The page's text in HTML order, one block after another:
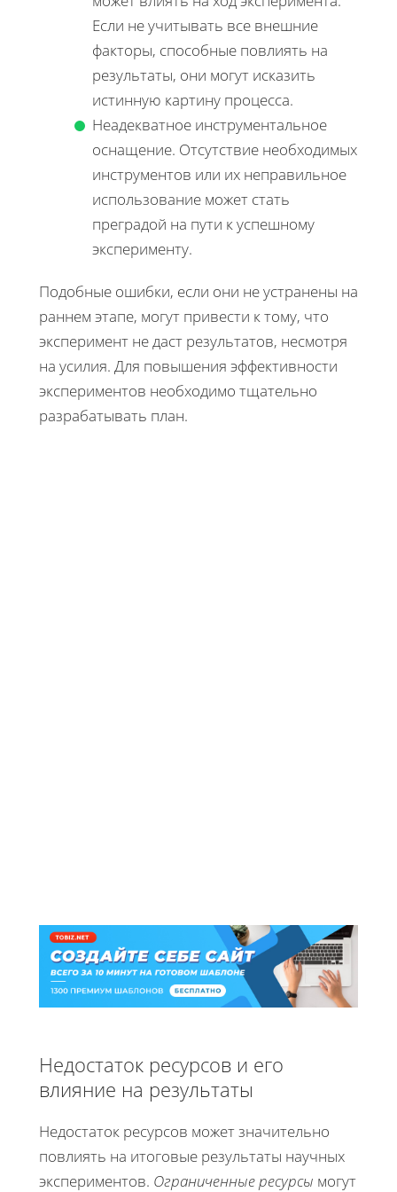
Если не учитывать все внешние
факторы, способные повлиять на
результаты, они могут исказить
истинную картину процесса.
Неадекватное инструментальное
оснащение. Отсутствие необходимых
инструментов или их неправильное
использование может стать
преградой на пути к успешному
эксперименту.
Подобные ошибки, если они не устранены на
раннем этапе, могут привести к тому, что
эксперимент не даст результатов, несмотря
на усилия. Для повышения эффективности
экспериментов необходимо тщательно
разрабатывать план.
Недостаток ресурсов и его
влияние на результаты
Недостаток ресурсов может значительно
повлиять на итоговые результаты научных
экспериментов. Ограниченные ресурсы могут